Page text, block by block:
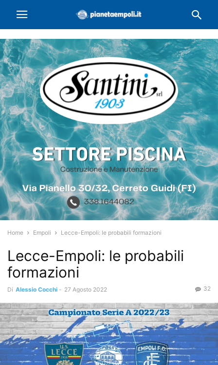
Home Empoli Lecce-Empoli: le probabili formazioni
Lecce-Empoli: le probabili
formazioni
Di Alessio Cocchi - 27 Agosto 2022 32